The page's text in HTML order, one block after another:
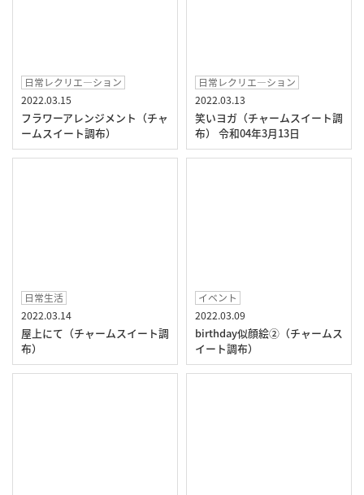
日常レクリエ―ション
2022.03.15
フラワーアレンジメント（チャ
ームスイート調布）
日常レクリエ―ション
2022.03.13
笑いヨガ（チャームスイート調
布） 令和04年3月13日
日常生活
2022.03.14
屋上にて（チャームスイート調
布）
イベント
2022.03.09
birthday似顔絵②（チャームス
イート調布）